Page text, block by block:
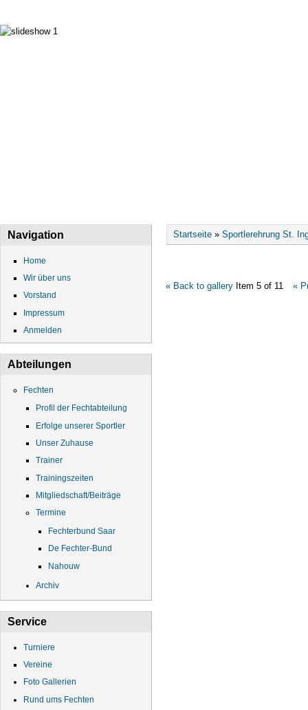
Navigation
Home
Wir über uns
Vorstand
Impressum
Anmelden
Abteilungen
Fechten
Profil der Fechtabteilung
Erfolge unserer Sportler
Unser Zuhause
Trainer
Trainingszeiten
Mitgliedschaft/Beiträge
Termine
Fechterbund Saar
De Fechter-Bund
Nahouw
Archiv
Service
Turniere
Vereine
Foto Gallerien
Rund ums Fechten
Sie sind hier
Startseite »Sportlerehrung St.
« Back to gallery Item 5 of 11 «